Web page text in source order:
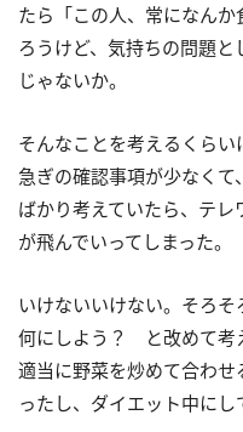
たら「この人、常になん
ろうけど、気持ちの問題と
じゃないか。
そんなことを考えるくらい
急ぎの確認事項が少なく
ばかり考えていたら、テ
が飛んでいってしまった。
いけないいけない。そろ
何にしよう？ と改めて考
適当に野菜を炒めて合わ
ったし、ダイエット中にし